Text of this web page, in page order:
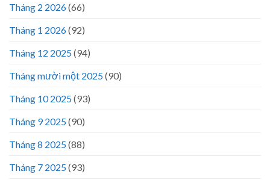
Tháng 2 2026(66)
Tháng 1 2026(92)
Tháng 12 2025(94)
Tháng mười một 2025(90)
Tháng 10 2025(93)
Tháng 9 2025(90)
Tháng 8 2025(88)
Tháng 7 2025(93)